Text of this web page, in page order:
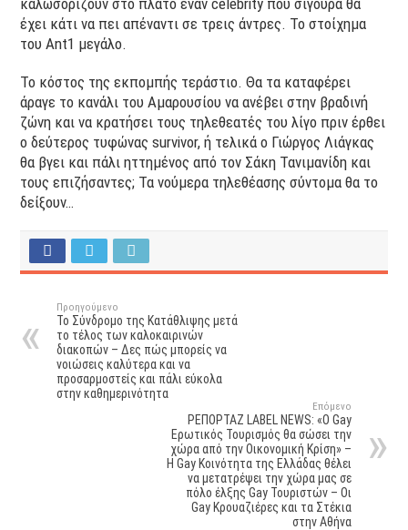
έχει κάτι να πει απέναντι σε τρεις άντρες. Το στοίχημα
του Ant1 μεγάλο.
Το κόστος της εκπομπής τεράστιο. Θα τα καταφέρει
άραγε το κανάλι του Αμαρουσίου να ανέβει στην βραδινή
ζώνη και να κρατήσει τους τηλεθεατές του λίγο πριν έρθει
ο δεύτερος τυφώνας survivor, ή τελικά ο Γιώργος Λιάγκας
θα βγει και πάλι ηττημένος από τον Σάκη Τανιμανίδη και
τους επιζήσαντες; Τα νούμερα τηλεθέασης σύντομα θα το
δείξουν…
Προηγούμενο
Το Σύνδρομο της Κατάθλιψης μετά
το τέλος των καλοκαιρινών
διακοπών – Δες πώς μπορείς να
νοιώσεις καλύτερα και να
προσαρμοστείς και πάλι εύκολα
στην καθημερινότητα
Επόμενο
ΡΕΠΟΡΤΑΖ LABEL NEWS: «Ο Gay
Eρωτικός Τουρισμός θα σώσει την
χώρα από την Οικονομική Κρίση» –
Η Gay Κοινότητα της Ελλάδας θέλει
να μετατρέψει την χώρα μας σε
πόλο έλξης Gay Τουριστών – Οι
Gay Κρουαζιέρες και τα Στέκια
στην Αθήνα